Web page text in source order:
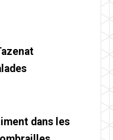
dans les